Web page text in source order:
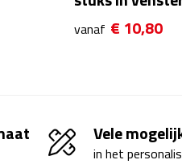
vanaf € 10,80
Vele
in het